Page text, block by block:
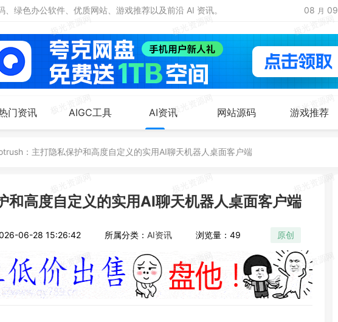
绿色办公软件、优质网站、游戏推荐以及前沿 AI 资讯。 08 月 09
门资讯 AIGC工具 AI资讯 网站源码 游戏推荐
：主打隐私保护和高度自定义的实用AI聊天机器人桌面客户端
高度自定义的实用AI聊天机器人桌面客户端
06-28 15:26:42 所属分类： AI资讯 浏览量：49 原创